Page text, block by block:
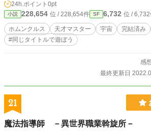
24h.ポイント 0pt
小説 228,654 位 / 228,654件 SF 6,732 位 /
ホムンクルス 天才マスター 宇宙 完結済み
#同じタイトルで遊ぼう
感
最終更新日
21
魔法指導師 －異世界職業斡旋所－